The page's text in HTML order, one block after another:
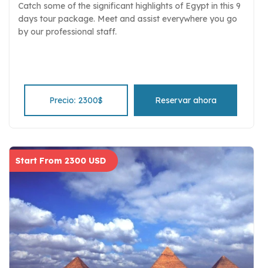
Catch some of the significant highlights of Egypt in this 9
days tour package. Meet and assist everywhere you go
by our professional staff.
Precio: 2300$ Reservar ahora
Start From 2300 USD